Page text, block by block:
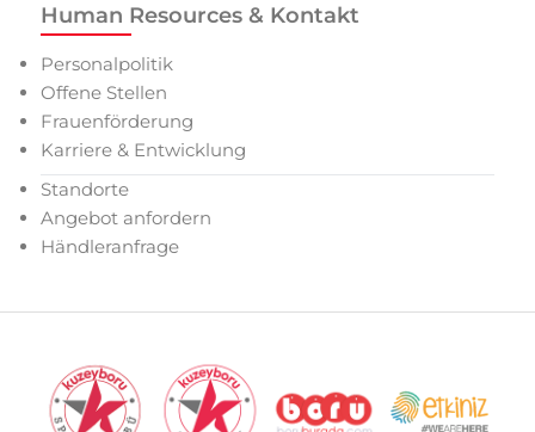
Human Resources & Kontakt
Personalpolitik
Offene Stellen
Frauenförderung
Karriere & Entwicklung
Standorte
Angebot anfordern
Händleranfrage